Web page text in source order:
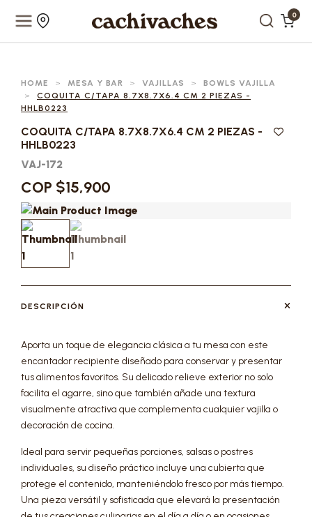
0
HOME > MESA Y BAR > VAJILLAS >
BOWLS VAJILLA
>
COQUITA C/TAPA 8.7X8.7X6.4 CM 2 PIEZAS -
HHLB0223
COQUITA C/TAPA 8.7X8.7X6.4 CM 2 PIEZAS -
HHLB0223
VAJ-172
COP $15,900
DESCRIPCIÓN
Aporta un toque de elegancia clásica a tu mesa con este
encantador recipiente diseñado para conservar y presentar
tus alimentos favoritos. Su delicado relieve exterior no solo
facilita el agarre, sino que también añade una textura
visualmente atractiva que complementa cualquier vajilla o
decoración de cocina.
Ideal para servir pequeñas porciones, salsas o postres
individuales, su diseño práctico incluye una cubierta que
protege el contenido, manteniéndolo fresco por más tiempo.
Una pieza versátil y sofisticada que elevará la presentación